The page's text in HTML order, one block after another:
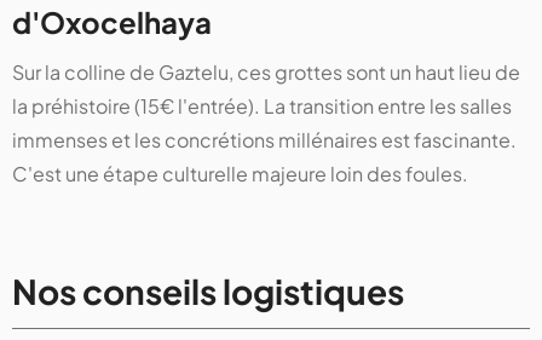
d'Oxocelhaya
Sur la colline de Gaztelu, ces grottes sont un haut lieu de
la préhistoire (15€ l'entrée). La transition entre les salles
immenses et les concrétions millénaires est fascinante.
C'est une étape culturelle majeure loin des foules.
Nos conseils logistiques